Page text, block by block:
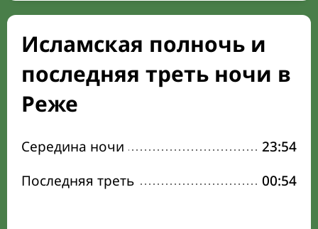
Исламская полночь и
последняя треть ночи в
Реже
Середина ночи
23:54
Последняя треть
00:54